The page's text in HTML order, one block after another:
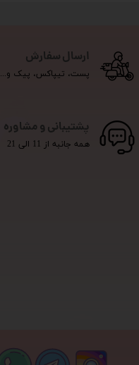
ارسال سفارش
پست، تیپاکس، پیک و...
پشتیبانی و مشاوره
همه جانبه از 11 الی 21